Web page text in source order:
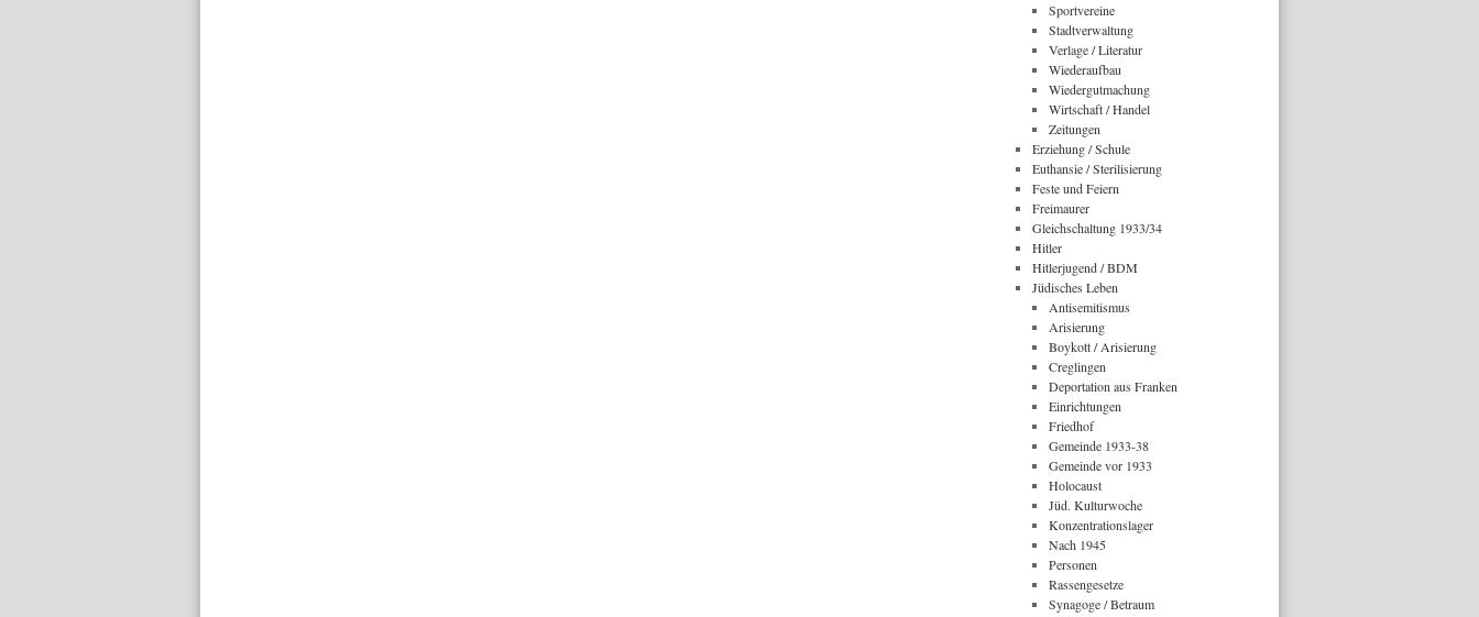
Sportvereine
Stadtverwaltung
Verlage / Literatur
Wiederaufbau
Wiedergutmachung
Wirtschaft / Handel
Zeitungen
Erziehung / Schule
Euthansie / Sterilisierung
Feste und Feiern
Freimaurer
Gleichschaltung 1933/34
Hitler
Hitlerjugend / BDM
Jüdisches Leben
Antisemitismus
Arisierung
Boykott / Arisierung
Creglingen
Deportation aus Franken
Einrichtungen
Friedhof
Gemeinde 1933-38
Gemeinde vor 1933
Holocaust
Jüd. Kulturwoche
Konzentrationslager
Nach 1945
Personen
Rassengesetze
Synagoge / Betraum